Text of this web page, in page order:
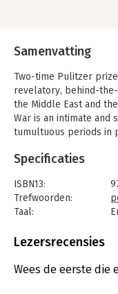
Samenvatting
Two-time Pulitzer
revelatory, behind-
the Middle East and
War is an intimate and
tumultuous periods in
tense conversations
president Volodymyr
We also see Donald
the-room reporting,
land war in Europe
Specificaties
ISBN13:
Trefwoorden:
Taal:
Aantal pagina's:
Druk:
1
Lezersrecensies
Wees de eerste die